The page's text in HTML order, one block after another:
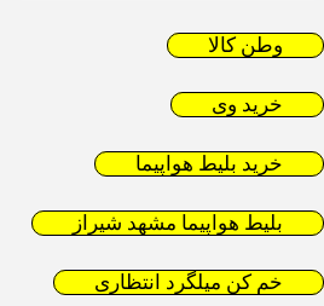
وطن کالا
خرید وی
خرید بلیط هواپیما
بلیط هواپیما مشهد شیراز
خم کن میلگرد انتظاری